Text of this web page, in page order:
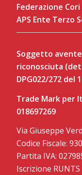
Federazione
APS Ente Terzo
Soggetto
riconosciuta
DPG022/272 del
Trade Mark per
018697269
Via Giuseppe
Codice Fiscale:
Partita IVA:
Iscrizione